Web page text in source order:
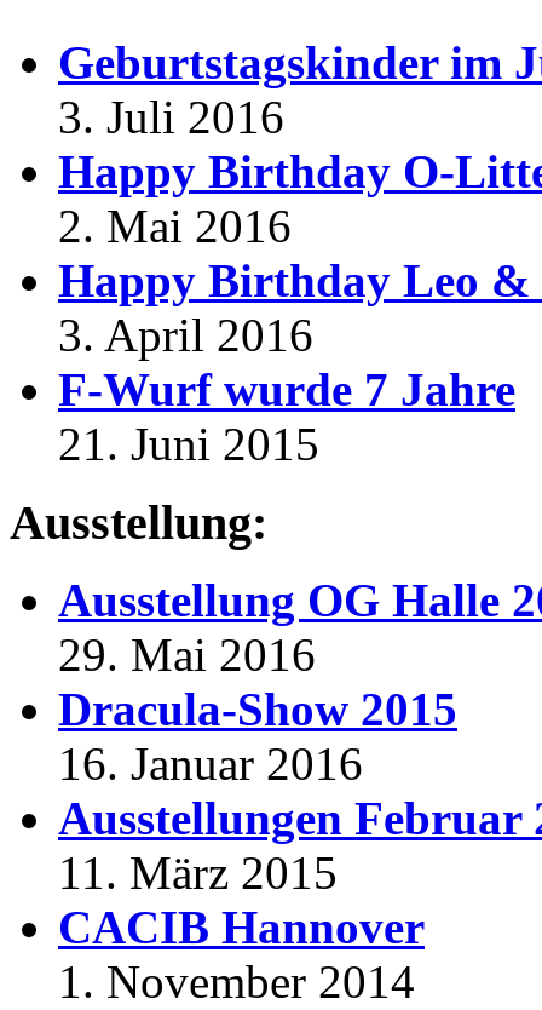
Geburtstagskinder im
3. Juli 2016
Happy Birthday O-
2. Mai 2016
Happy Birthday Leo &
3. April 2016
F-Wurf wurde 7 Jahre
21. Juni 2015
Ausstellung:
Ausstellung OG Halle
29. Mai 2016
Dracula-Show 2015
16. Januar 2016
Ausstellungen Februar
11. März 2015
CACIB Hannover
1. November 2014